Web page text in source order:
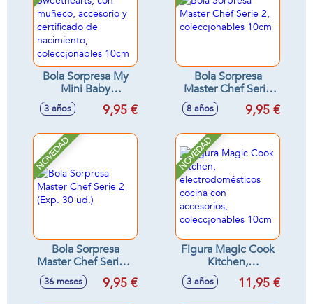
Bola Sorpresa My
Mini Baby
Sweethearts, con
muñeco, accesorio
nacimiento,
colecc¡onables
3 años 9,95 €
Bola Sorpresa
Master Chef Serie
2, colecc¡onables
10cm
8 años 9,95 €
NOVEDAD
Bola Sorpresa
Master Chef Serie 2
(Exp. 30 ud.)
36 meses 9,95 €
NOVEDAD
Figura Magic Cook
Kitchen,
electrodomésticos
cocina con
3 años 11,95 €